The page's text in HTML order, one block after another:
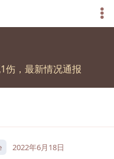
伤，最新情况通报
2022年6月18日